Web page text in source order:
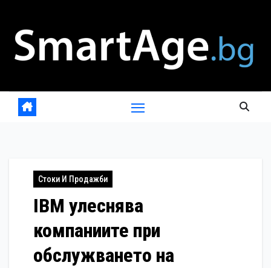
content
Стоки И Продажби
IBM улеснява
компаниите при
обслужването на